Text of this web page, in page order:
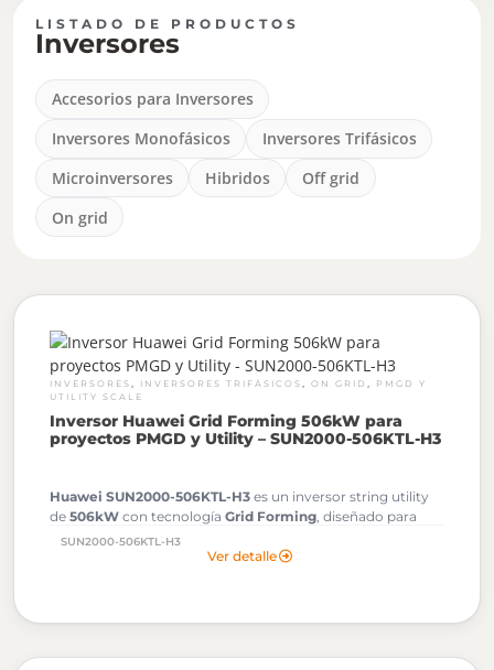
LISTADO DE PRODUCTOS
Inversores
Accesorios para Inversores
Inversores Monofásicos
Inversores Trifásicos
Microinversores
Hibridos
Off grid
On grid
INVERSORES INVERSORES TRIFÁSICOS ON GRID
PMGD Y
UTILITY SCALE
Inversor Huawei Grid Forming 506kW para
proyectos PMGD y Utility – SUN2000-506KTL-H3
Huawei SUN2000-506KTL-H3 es un inversor string utility
de 506kW con tecnología Grid Forming , diseñado para
proyectos PMGD y plantas fotovoltaicas de gran escala. Su
alta densidad de potencia, compatibilidad con sistemas de
SUN2000-506KTL-H3
Ver detalle